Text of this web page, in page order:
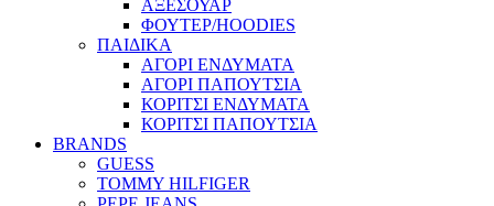
ΑΞΕΣΟΥΑΡ
ΦΟΥΤΕΡ/HOODIES
ΠΑΙΔΙΚΑ
ΑΓΟΡΙ ΕΝΔΥΜΑΤΑ
ΑΓΟΡΙ ΠΑΠΟΥΤΣΙΑ
ΚΟΡΙΤΣΙ ΕΝΔΥΜΑΤΑ
ΚΟΡΙΤΣΙ ΠΑΠΟΥΤΣΙΑ
BRANDS
GUESS
TOMMY HILFIGER